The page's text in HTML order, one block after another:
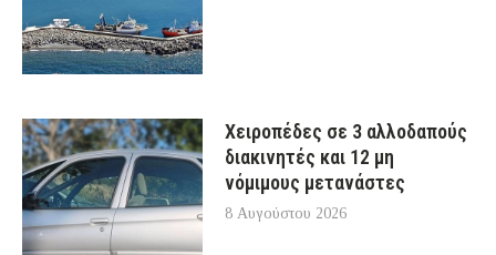
Χειροπέδες σε 3 αλλοδαπούς
διακινητές και 12 μη
νόμιμους μετανάστες
8 Αυγούστου 2026